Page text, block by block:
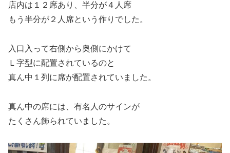
店内は１２席あり、半分が４人席
もう半分が２人席という作りでした。
入口入って右側から奥側にかけて
Ｌ字型に配置されているのと
真ん中１列に席が配置されていました。
真ん中の席には、有名人のサインが
たくさん飾られていました。